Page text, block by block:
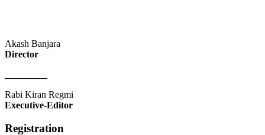
Akash Banjara
Director
Rabi Kiran Regmi
Executive-Editor
Registration